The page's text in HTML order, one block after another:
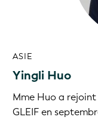
ASIE
Yingli Huo
Mme Huo a
GLEIF en